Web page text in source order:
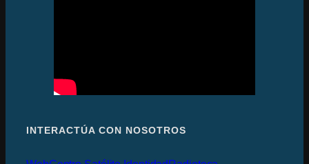
INTERACTÚA CON NOSOTROS